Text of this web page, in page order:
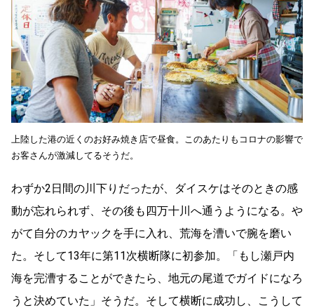
上陸した港の近くのお好み焼き店で昼食。このあたりもコロナの影響で
お客さんが激減してるそうだ。
わずか2日間の川下りだったが、ダイスケはそのときの感
動が忘れられず、その後も四万十川へ通うようになる。や
がて自分のカヤックを手に入れ、荒海を漕いで腕を磨い
た。そして13年に第11次横断隊に初参加。「もし瀬戸内
海を完漕することができたら、地元の尾道でガイドになろ
うと決めていた」そうだ。そして横断に成功し、こうして